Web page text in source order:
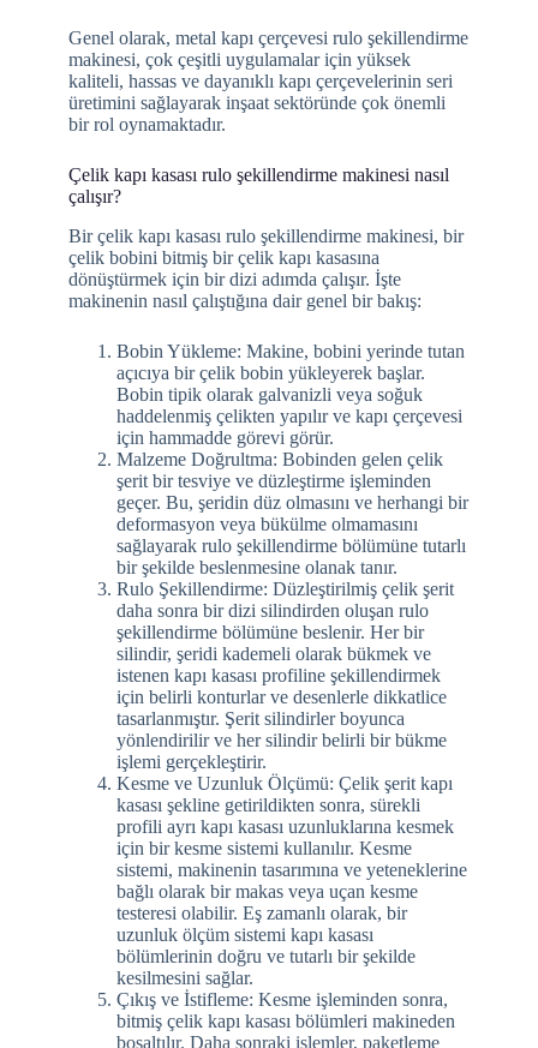
Genel olarak, metal kapı çerçevesi rulo şekillendirme
makinesi, çok çeşitli uygulamalar için yüksek
kaliteli, hassas ve dayanıklı kapı çerçevelerinin seri
üretimini sağlayarak inşaat sektöründe çok önemli
bir rol oynamaktadır.
Çelik kapı kasası rulo şekillendirme makinesi nasıl
çalışır?
Bir çelik kapı kasası rulo şekillendirme makinesi, bir
çelik bobini bitmiş bir çelik kapı kasasına
dönüştürmek için bir dizi adımda çalışır. İşte
makinenin nasıl çalıştığına dair genel bir bakış:
Bobin Yükleme: Makine, bobini yerinde tutan
açıcıya bir çelik bobin yükleyerek başlar.
Bobin tipik olarak galvanizli veya soğuk
haddelenmiş çelikten yapılır ve kapı çerçevesi
için hammadde görevi görür.
Malzeme Doğrultma: Bobinden gelen çelik
şerit bir tesviye ve düzleştirme işleminden
geçer. Bu, şeridin düz olmasını ve herhangi bir
deformasyon veya bükülme olmamasını
sağlayarak rulo şekillendirme bölümüne tutarlı
bir şekilde beslenmesine olanak tanır.
Rulo Şekillendirme: Düzleştirilmiş çelik şerit
daha sonra bir dizi silindirden oluşan rulo
şekillendirme bölümüne beslenir. Her bir
silindir, şeridi kademeli olarak bükmek ve
istenen kapı kasası profiline şekillendirmek
için belirli konturlar ve desenlerle dikkatlice
tasarlanmıştır. Şerit silindirler boyunca
yönlendirilir ve her silindir belirli bir bükme
işlemi gerçekleştirir.
Kesme ve Uzunluk Ölçümü: Çelik şerit kapı
kasası şekline getirildikten sonra, sürekli
profili ayrı kapı kasası uzunluklarına kesmek
için bir kesme sistemi kullanılır. Kesme
sistemi, makinenin tasarımına ve yeteneklerine
bağlı olarak bir makas veya uçan kesme
testeresi olabilir. Eş zamanlı olarak, bir
uzunluk ölçüm sistemi kapı kasası
bölümlerinin doğru ve tutarlı bir şekilde
kesilmesini sağlar.
Çıkış ve İstifleme: Kesme işleminden sonra,
bitmiş çelik kapı kasası bölümleri makineden
boşaltılır. Daha sonraki işlemler, paketleme